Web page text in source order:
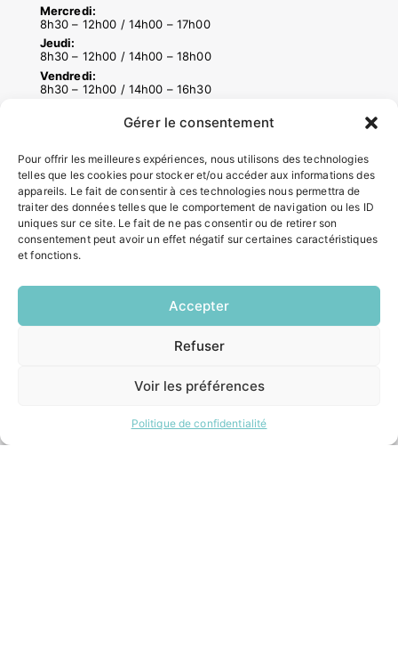
Gérer le consentement
Pour offrir les meilleures expériences, nous utilisons des technologies
telles que les cookies pour stocker et/ou accéder aux informations des
appareils. Le fait de consentir à ces technologies nous permettra de
traiter des données telles que le comportement de navigation ou les ID
uniques sur ce site. Le fait de ne pas consentir ou de retirer son
consentement peut avoir un effet négatif sur certaines caractéristiques
et fonctions.
Accepter
Refuser
Voir les préférences
Politique de confidentialité
Mercredi:
8h30 – 12h00 / 14h00 – 17h00
Jeudi:
8h30 – 12h00 / 14h00 – 18h00
Vendredi:
8h30 – 12h00 / 14h00 – 16h30
Contacter la mairie
Pôle santé
Le Saucatais
Formalités administratives
Restauration scolaire
INFORMATIONS LÉGALES
Politique de confidentialité